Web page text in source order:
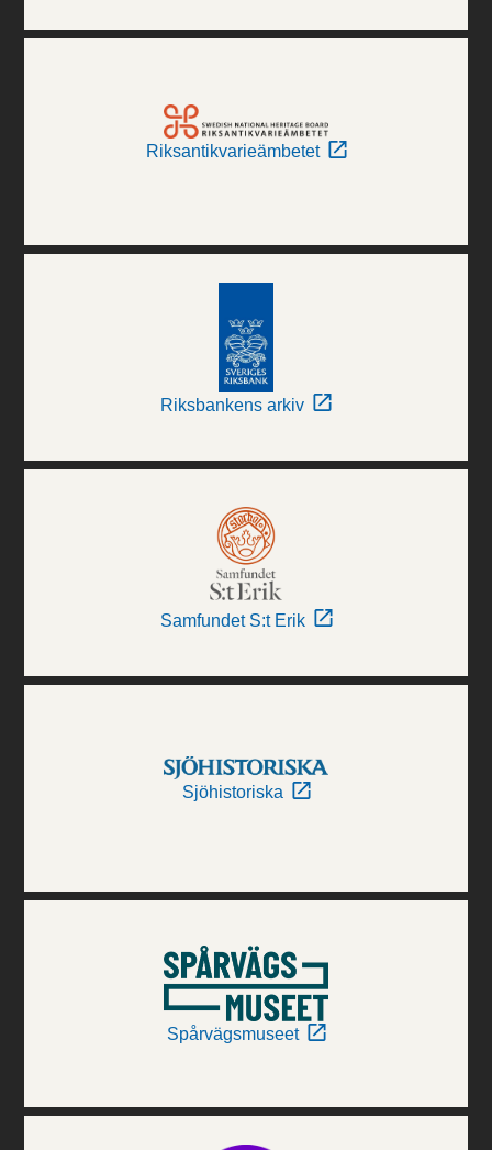
Riksantikvarieämbetet
Riksbankens arkiv
Samfundet S:t Erik
Sjöhistoriska
Spårvägsmuseet